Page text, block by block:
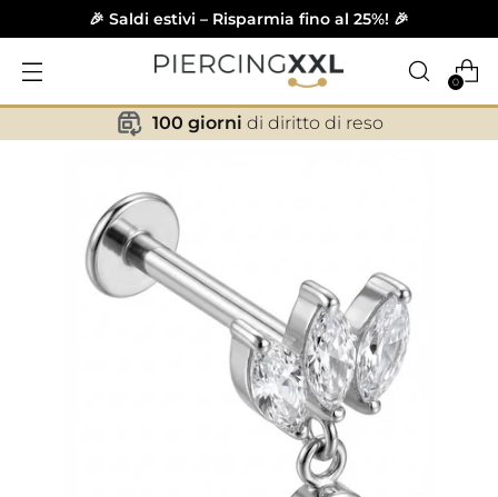
🎉 Saldi estivi – Risparmia fino al 25%! 🎉
0
✕
100 giorni di diritto di reso